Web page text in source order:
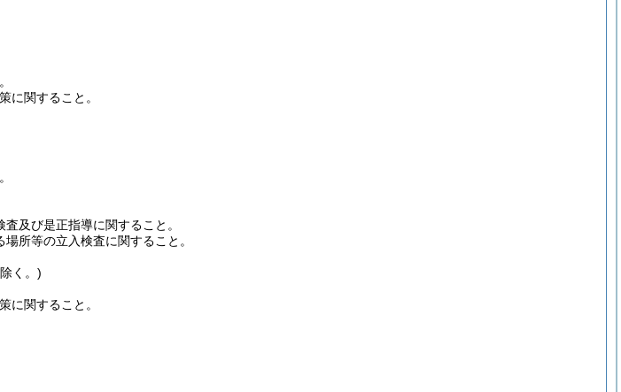
に関すること。
及び是正指導に関すること。
所等の立入検査に関すること。
く。)
に関すること。